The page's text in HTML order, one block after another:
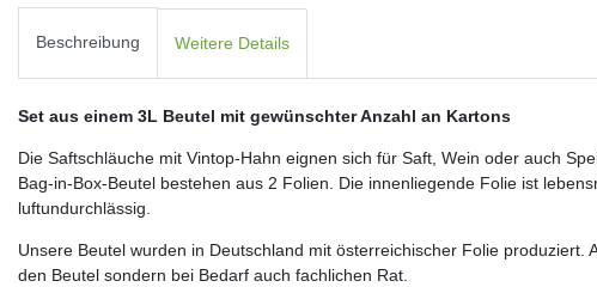
Beschreibung Weitere Details
Set aus einem 3L Beutel mit gewünschter Anzahl an Kartons
Die Saftschläuche mit Vintop-Hahn eignen sich für Saft, Wein oder auch
Bag-in-Box-Beutel bestehen aus 2 Folien. Die innenliegende Folie ist
luftundurchlässig.
Unsere Beutel wurden in Deutschland mit österreichischer Folie produziert.
den Beutel sondern bei Bedarf auch fachlichen Rat.